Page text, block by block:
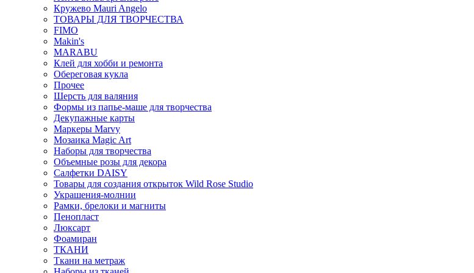
Кружево Mauri Angelo
ТОВАРЫ ДЛЯ ТВОРЧЕСТВА
FIMO
Makin's
MARABU
Клей для хобби и ремонта
Обереговая кукла
Прочее
Шерсть для валяния
Формы из папье-маше для творчества
Декупажные карты
Маркеры Marvy
Мозаика Magic Art
Наборы для творчества
Объемные розы для декора
Салфетки DAISY
Товары для создания открыток Wild Rose Studio
Украшения-молнии
Рамки, брелоки и магниты
Пенопласт
Люксарт
Фоамиран
ТКАНИ
Ткани на метраж